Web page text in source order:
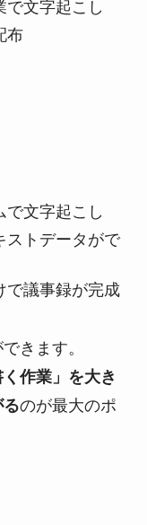
で文字起こし
布
で文字起こし
ストデータがで
で議事録が完成
きます。
く作業」を大き
のが最大のポ